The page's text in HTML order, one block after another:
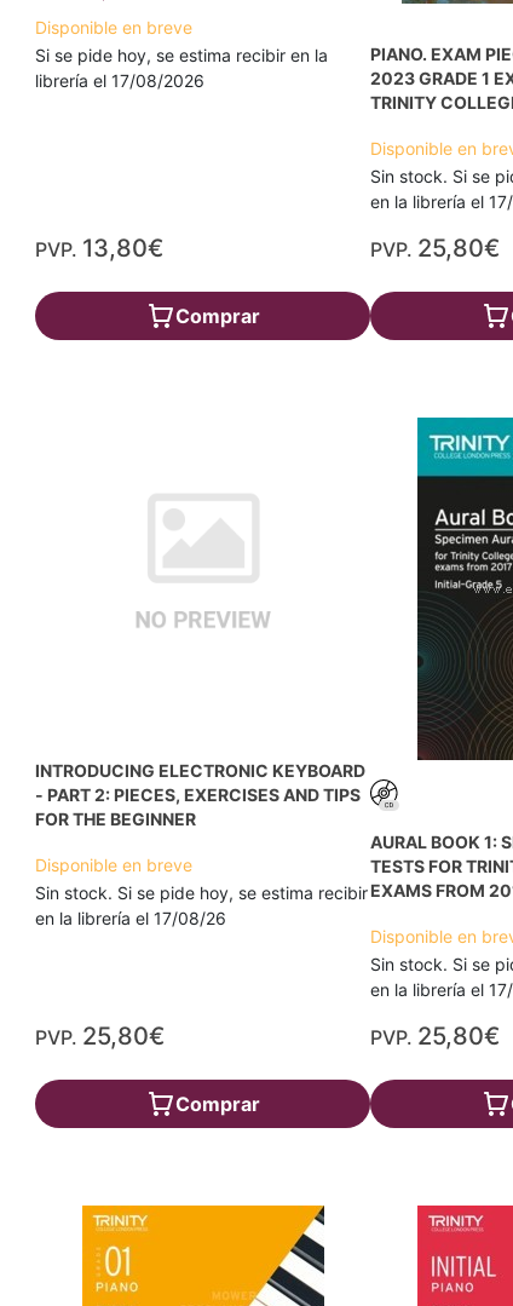
Disponible en breve
Si se pide hoy, se estima recibir en la
librería el 17/08/2026
PVP. 13,80€
Comprar
PIANO. EXAM
2023 GRADE 1
TRINITY
Disponible en
Sin stock. Si se
en la librería el
PVP. 25,80€
INTRODUCING ELECTRONIC KEYBOARD
- PART 2: PIECES, EXERCISES AND TIPS
FOR THE BEGINNER
Disponible en breve
Sin stock. Si se pide hoy, se estima recibir
en la librería el 17/08/26
PVP. 25,80€
Comprar
AURAL BOOK 1:
TESTS FOR
EXAMS FROM
Disponible en
Sin stock. Si se
en la librería el
PVP. 25,80€